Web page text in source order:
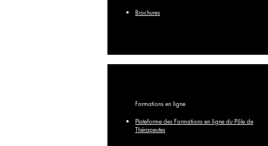
Brochures
Formations en ligne
Plateforme des Formations en ligne du Pôle de
Thérapeutes